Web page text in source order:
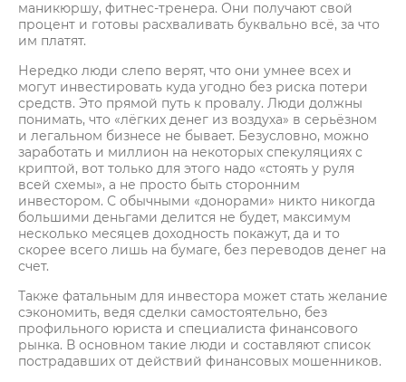
маникюршу, фитнес-тренера. Они получают свой
процент и готовы расхваливать буквально всё, за что
им платят.
Нередко люди слепо верят, что они умнее всех и
могут инвестировать куда угодно без риска потери
средств. Это прямой путь к провалу. Люди должны
понимать, что «лёгких денег из воздуха» в серьёзном
и легальном бизнесе не бывает. Безусловно, можно
заработать и миллион на некоторых спекуляциях с
криптой, вот только для этого надо «стоять у руля
всей схемы», а не просто быть сторонним
инвестором. С обычными «донорами» никто никогда
большими деньгами делится не будет, максимум
несколько месяцев доходность покажут, да и то
скорее всего лишь на бумаге, без переводов денег на
счет.
Также фатальным для инвестора может стать желание
сэкономить, ведя сделки самостоятельно, без
профильного юриста и специалиста финансового
рынка. В основном такие люди и составляют список
пострадавших от действий финансовых мошенников.